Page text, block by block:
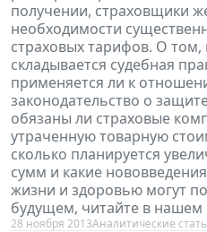
получении, страховщики
необходимости
страховых тарифов. О
складывается судебная
применяется ли к
законодательство о
обязаны ли страховые
утраченную товарную
сколько планируется
сумм и какие
жизни и здоровью могут
будущем, читайте в нашем
28 ноября 2013Аналитические